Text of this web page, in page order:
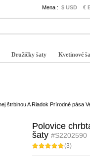
Mena : $ USD €
Družičky šaty Kvetinové
štrbinou A Riadok Prírodné pása
Polovice
šaty #S2202590
(3)